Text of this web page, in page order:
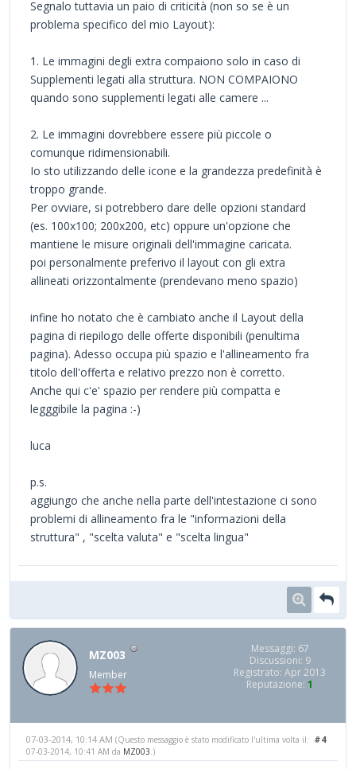
Segnalo tuttavia un paio di criticità (non so se è un
problema specifico del mio Layout):
1. Le immagini degli extra compaiono solo in caso di
Supplementi legati alla struttura. NON COMPAIONO
quando sono supplementi legati alle camere ...
2. Le immagini dovrebbere essere più piccole o
comunque ridimensionabili.
Io sto utilizzando delle icone e la grandezza predefinità è
troppo grande.
Per ovviare, si potrebbero dare delle opzioni standard
(es. 100x100; 200x200, etc) oppure un'opzione che
mantiene le misure originali dell'immagine caricata.
poi personalmente preferivo il layout con gli extra
allineati orizzontalmente (prendevano meno spazio)
infine ho notato che è cambiato anche il Layout della
pagina di riepilogo delle offerte disponibili (penultima
pagina). Adesso occupa più spazio e l'allineamento fra
titolo dell'offerta e relativo prezzo non è corretto.
Anche qui c'e' spazio per rendere più compatta e
legggibile la pagina :-)
luca
p.s.
aggiungo che anche nella parte dell'intestazione ci sono
problemi di allineamento fra le "informazioni della
struttura" , "scelta valuta" e "scelta lingua"
MZ003
Member
Messaggi: 67
Discussioni: 9
Registrato: Apr 2013
Reputazione: 1
#4
07-03-2014, 10:14 AM (Questo messaggio è stato modificato l'ultima volta il:
07-03-2014, 10:41 AM da MZ003 .)